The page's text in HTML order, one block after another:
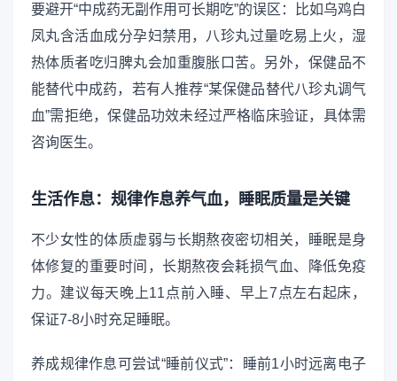
要避开“中成药无副作用可长期吃”的误区：比如乌鸡白
凤丸含活血成分孕妇禁用，八珍丸过量吃易上火，湿
热体质者吃归脾丸会加重腹胀口苦。另外，保健品不
能替代中成药，若有人推荐“某保健品替代八珍丸调气
血”需拒绝，保健品功效未经过严格临床验证，具体需
咨询医生。
生活作息：规律作息养气血，睡眠质量是关键
不少女性的体质虚弱与长期熬夜密切相关，睡眠是身
体修复的重要时间，长期熬夜会耗损气血、降低免疫
力。建议每天晚上11点前入睡、早上7点左右起床，
保证7-8小时充足睡眠。
养成规律作息可尝试“睡前仪式”：睡前1小时远离电子